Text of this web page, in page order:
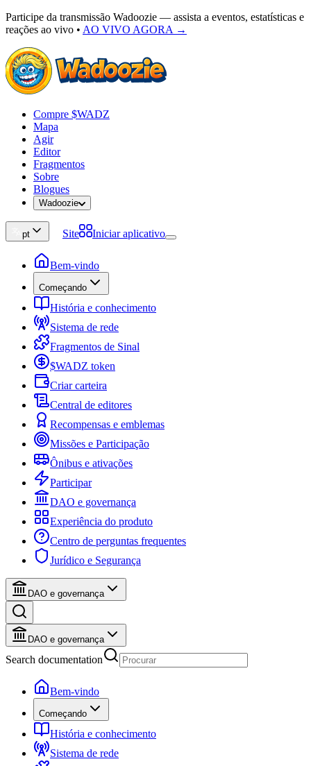
Participe da transmissão Wadoozie — assista a eventos, estatísticas e
reações ao vivo • AO VIVO AGORA →
Compre $WADZ
Mapa
Agir
Editor
Fragmentos
Sobre
Blogues
Wadoozie
pt Site Iniciar aplicativo
Bem-vindo
Começando
História e conhecimento
Sistema de rede
Fragmentos de Sinal
$WADZ token
Criar carteira
Central de editores
Recompensas e emblemas
Missões e Participação
Ônibus e ativações
Participar
DAO e governança
Experiência do produto
Centro de perguntas frequentes
Jurídico e Segurança
DAO e governança
DAO e governança
Search documentation
Bem-vindo
Começando
História e conhecimento
Sistema de rede